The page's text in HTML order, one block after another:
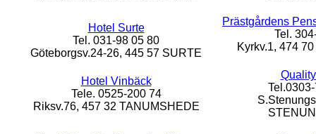
Hotel Surte
Tel. 031-98 05 80
Göteborgsv.24-26, 445 57 SURTE
Prästgårdens
Tel.
Kyrkv.1, 474
Hotel Vinbäck
Tele. 0525-200 74
Riksv.76, 457 32 TANUMSHEDE